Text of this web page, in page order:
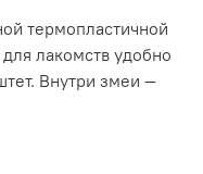
термопластичной
лакомств удобно
Внутри змеи —